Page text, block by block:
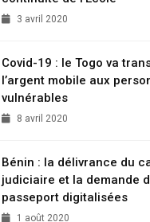
3 avril 2020
Covid-19 : le Togo va
l’argent mobile aux
vulnérables
8 avril 2020
Bénin : la délivrance du
judiciaire et la demande
passeport digitalisées
1 août 2020